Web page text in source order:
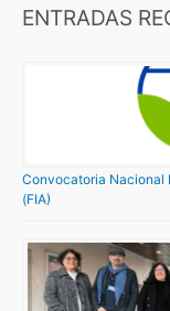
ENTRADAS
Convocatoria Nacional
(FIA)